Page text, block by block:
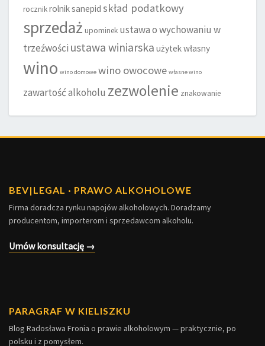
rocznikrolniksanepid skład podatkowy
sprzedaż upominek ustawa o wychowaniu w
trzeźwości ustawa winiarska użytek własny
wino wino domowe wino owocowe własne wino
zawartość alkoholu zezwolenie znakowanie
BEV| LEGAL · PRAWO ALKOHOLOWE
Firma doradcza rynku napojów alkoholowych. Doradzamy
producentom, importerom i sprzedawcom alkoholu.
Umów konsultację →
PARAGRAF W KIELISZKU
Blog Radosława Fronia o prawie alkoholowym — praktycznie, po
polsku i z pomysłem.